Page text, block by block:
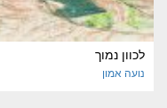
לכוון נמוך
נועה אמון